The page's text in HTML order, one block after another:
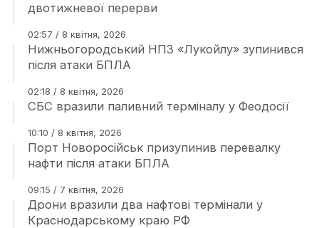
двотижневої перерви
02:57 / 8 квітня, 2026
Нижньогородський НПЗ «Лукойлу» зупинився
після атаки БПЛА
02:18 / 8 квітня, 2026
СБС вразили паливний терміналу у Феодосії
10:10 / 8 квітня, 2026
Порт Новоросійськ призупинив перевалку
нафти після атаки БПЛА
09:15 / 7 квітня, 2026
Дрони вразили два нафтові термінали у
Краснодарському краю РФ